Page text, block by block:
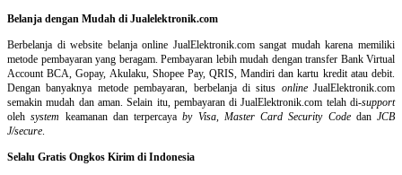
Belanja dengan Mudah di Jualelektronik.com
Berbelanja diwebsite belanja online JualElektronik.com sangat mudah karena memiliki
metode pembayaran yang beragam. Pembayaran lebih mudah dengan transfer Bank Virtual
Account BCA, Gopay, Akulaku, Shopee Pay, QRIS, Mandiri dan kartu kredit atau debit.
Dengan banyaknya metode pembayaran, berbelanja di situs onlineJualElektronik.com
semakin mudah dan aman. Selain itu, pembayaran di JualElektronik.com telah di-support
olehsystem keamanan dan terpercayaby Visa, Master Card Security Codedan JCB
J/secure.
Selalu Gratis Ongkos Kirim di Indonesia